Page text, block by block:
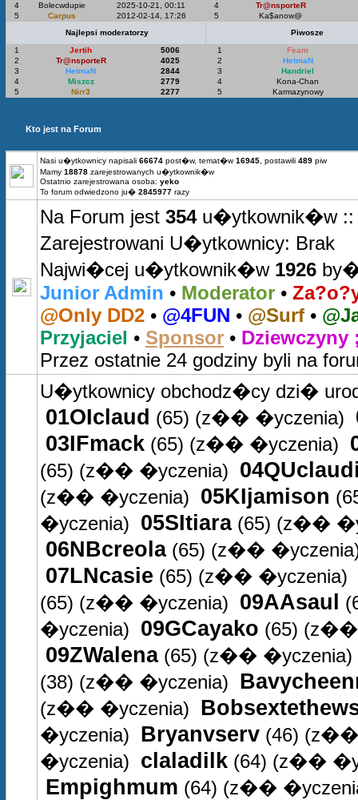
4
Bolecwdupie
2025-10-21, 00:11
5
Carpus 2012-02-14, 17:26
4
Tr@nsporteR
5
Ka$anow@
Najlepsi moderatorzy
Piwosze
1
Jertih
5006
2
Tr@nsporteR
4025
3
HetmaN
2844
4
Miszcz
2779
5
Nirr3 2277
1
Feam
2
HetmaN
3
Handriel
4
Kona-Chan
5
Karmazynowy
Kto jest na Forum
Nasi u�ytkownicy napisali 66674 post�w, temat�w16945 , postawili 489 piw
Mamy 18878 zarejestrowanych u�ytkownik�w
Ostatnio zarejestrowana osoba: yeko
To forum odwiedzono ju� 2845977 razy
Na Forum jest 354u�ytkownik�w ::
Zarejestrowani U�ytkownicy: Brak
Najwi�cej u�ytkownik�w 1926
Junior Admin • Moderator •
@Only DD2 • @4FUN • @Surf •
Przyjaciel • Sponsor • Dziewczyny
Przez ostatnie 24 godziny byli na
U�ytkownicy obchodz�cy dzi�
01OIclaud (65) (z�� �yczenia)
03IFmack (65) (z�� �yczenia)
(65) (z�� �yczenia)
(z�� �yczenia) 05KIjamison
�yczenia) 05SItiara(65) (z��
06NBcreola(65) (z��
07LNcasie (65) (z�� �yczenia)
(65) (z�� �yczenia) 09AAsaul
�yczenia) 09GCayako (65) (z��
09ZWalena(65) (z�� �yczenia)
(38) (z�� �yczenia)
(z�� �yczenia)
�yczenia) Bryanvserv (46) (z��
�yczenia) claladilk (64) (z��
Empighmum (64) (z��